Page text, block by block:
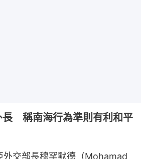
長 稱南海行為準則有利和平
外交部長穆罕默德（Mohamad